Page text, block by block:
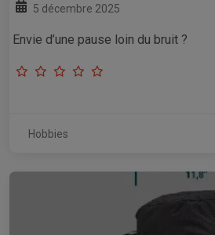
5 décembre 2025
Envie d’une pause loin du bruit ?
Hobbies